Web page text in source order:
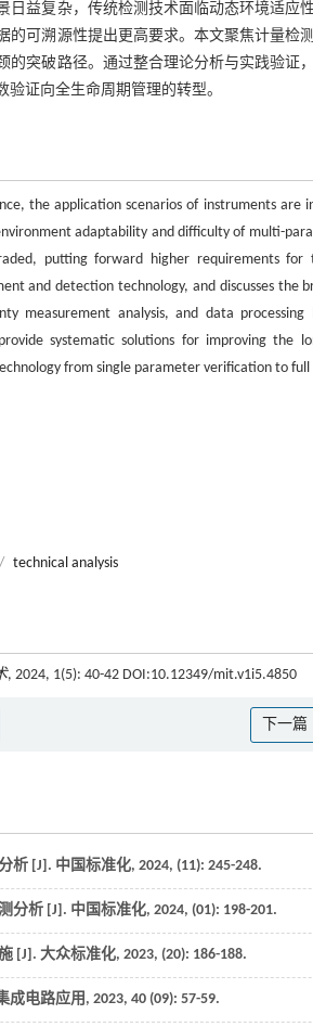
日益复杂，传统检测技术面临动态环境适应
的可溯源性提出更高要求。本文聚焦计量检
突破路径。通过整合理论分析与实践验证
证向全生命周期管理的转型。
the application scenarios of instruments are
adaptability and difficulty of multi-
putting forward higher requirements
and detection technology, and discusses
measurement analysis, and data
systematic solutions for improving the
from single parameter verification to full
/ technical analysis
, 2024, 1(5): 40-42 DOI:10.12349/mit.v1i5.4850
下一篇
析 [J]. 中国标准化, 2024, (11): 245-248.
分析 [J]. 中国标准化, 2024, (01): 198-201.
[J]. 大众标准化, 2023, (20): 186-188.
成电路应用, 2023, 40 (09): 57-59.